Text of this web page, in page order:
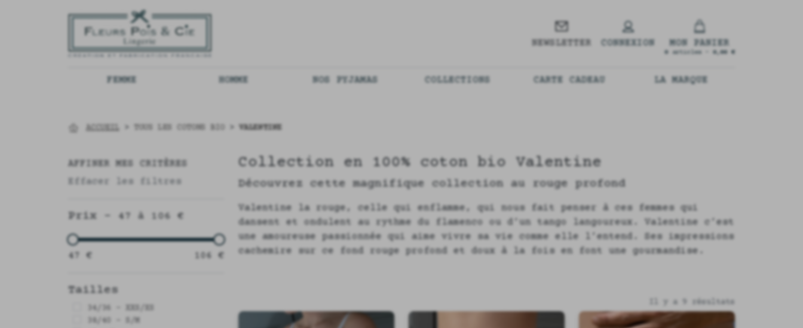
NEWSLETTER CONNEXION MON PANIER
0articles - 0,00 €
FEMME HOMME NOS PYJAMAS COLLECTIONS CARTE CADEAU LA MARQUE
ACCUEIL > TOUS LES COTONS BIO > VALENTINE
AFFINER MES CRITÈRES
Effacer les filtres
Prix - 47 à 106 €
47 € 106 €
Tailles
34/36 - XXS/XS
38/40 - S/M
Collection en 100% coton bio Valentine
Découvrez cette magnifique collection au rouge profond
Valentine la rouge, celle qui enflamme, qui nous fait penser à ces femmes qui
dansent et ondulent au rythme du flamenco ou d’un tango langoureux. Valentine c’est
une amoureuse passionnée qui aime vivre sa vie comme elle l’entend. Ses impressions
cachemire sur ce fond rouge profond et doux à la fois en font une gourmandise.
Il y a 9 résultats